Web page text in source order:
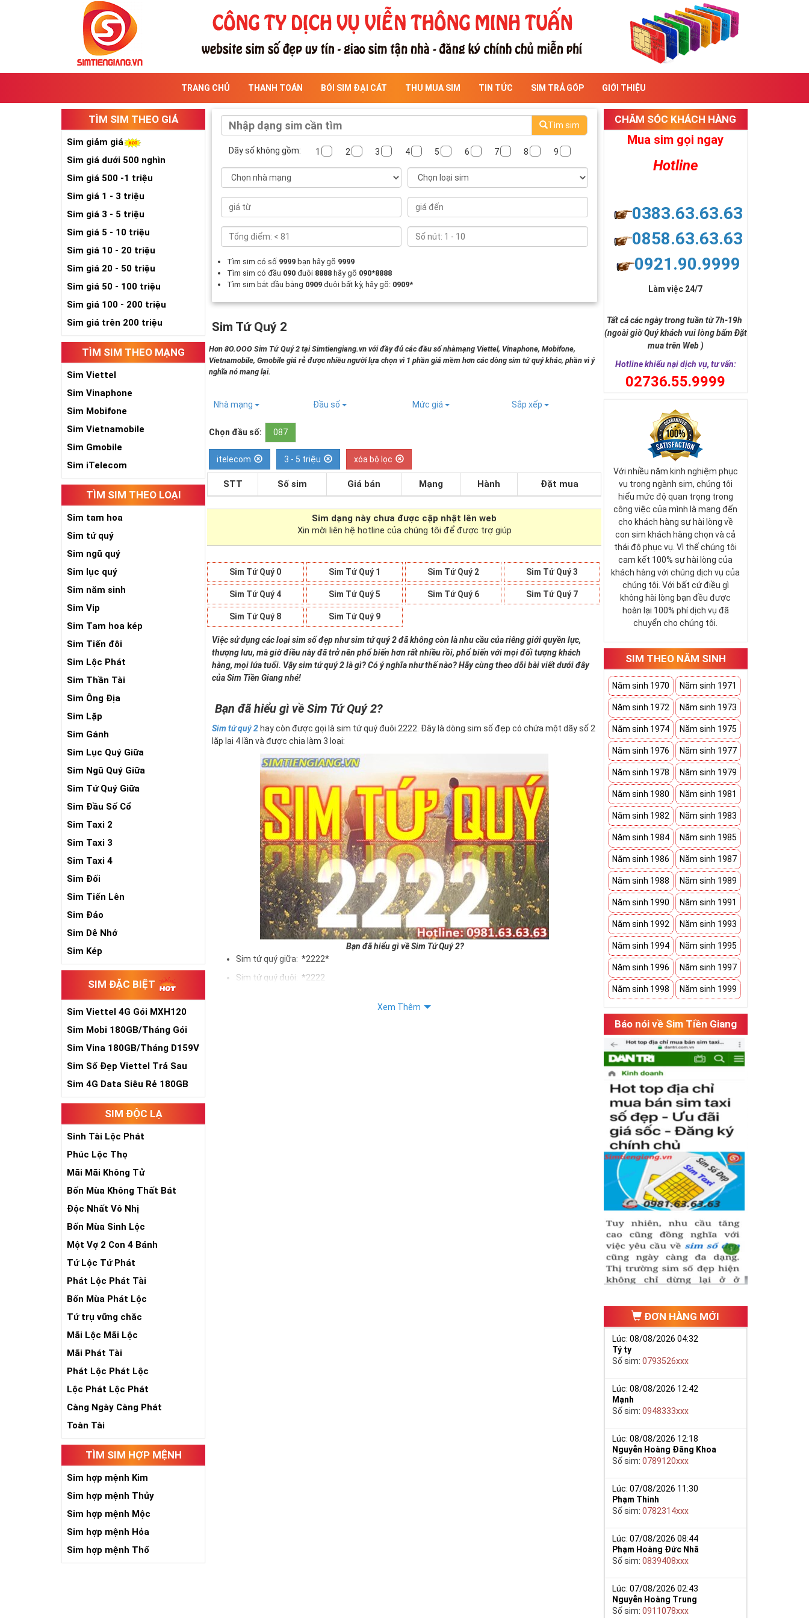
TRANG CHỦ THANH TOÁN BÓI SIM ĐẠI CÁT THU MUA SIM TIN TỨC SIM TRẢ GÓP GIỚI THIỆU
TÌM SIM THEO GIÁ
Sim giảm giá
Sim giá dưới 500 nghìn
Sim giá 500 -1 triệu
Sim giá 1 - 3 triệu
Sim giá 3 - 5 triệu
Sim giá 5 - 10 triệu
Sim giá 10 - 20 triệu
Sim giá 20 - 50 triệu
Sim giá 50 - 100 triệu
Sim giá 100 - 200 triệu
Sim giá trên 200 triệu
TÌM SIM THEO MẠNG
Sim Viettel
Sim Vinaphone
Sim Mobifone
Sim Vietnamobile
Sim Gmobile
Sim iTelecom
TÌM SIM THEO LOẠI
Sim tam hoa
Sim tứ quý
Sim ngũ quý
Sim lục quý
Sim năm sinh
Sim Vip
Sim Tam hoa kép
Sim Tiến đôi
Sim Lộc Phát
Sim Thần Tài
Sim Ông Địa
Sim Lặp
Sim Gánh
Sim Lục Quý Giữa
Sim Ngũ Quý Giữa
Sim Tứ Quý Giữa
Sim Đầu Số Cổ
Sim Taxi 2
Sim Taxi 3
Sim Taxi 4
Sim Đối
Sim Tiến Lên
Sim Đảo
Sim Dễ Nhớ
Sim Kép
SIM ĐẶC BIỆT
Sim Viettel 4G Gói MXH120
Siêu Rẻ
Sim Mobi 180GB/Tháng Gói
TK159
Sim Vina 180GB/Tháng D159V
Sim Số Đẹp Viettel Trả Sau
Sim 4G Data Siêu Rẻ 180GB
SIM ĐỘC LẠ
Sinh Tài Lộc Phát
Phúc Lộc Thọ
Mãi Mãi Không Tử
Bốn Mùa Không Thất Bát
Độc Nhất Vô Nhị
Bốn Mùa Sinh Lộc
Một Vợ 2 Con 4 Bánh
Tứ Lộc Tứ Phát
Phát Lộc Phát Tài
Bốn Mùa Phát Lộc
Tứ trụ vững chắc
Mãi Lộc Mãi Lộc
Mãi Phát Tài
Phát Lộc Phát Lộc
Lộc Phát Lộc Phát
Càng Ngày Càng Phát
Toàn Tài
TÌM SIM HỢP MỆNH
Sim hợp mệnh Kim
Sim hợp mệnh Thủy
Sim hợp mệnh Mộc
Sim hợp mệnh Hỏa
Sim hợp mệnh Thổ
Tìm sim
Dãy số không gồm: 1 2 3 4 5 6 7 8 9
Tìm sim có số 9999 bạn hãy gõ 9999
Tìm sim có đầu 090đuôi 8888 hãy gõ 090*8888
Tìm sim bắt đầu bằng 0909 đuôi bất kỳ, hãy gõ: 0909*
Sim Tứ Quý 2
Hơn 8O.OOO Sim Tứ Quý 2 tại Simtiengiang.vn với đầy đủ các đầu số nhàmạng Viettel, Vinaphone, Mobifone,
Vietnamobile, Gmobile giá rẻ được nhiều người lựa chọn vì 1 phần giá mềm hơn các dòng sim tứ quý khác, phần vì ý
nghĩa nó mang lại.
Nhà mạng Đầu số Mức giá Sắp xếp
Chọn đầu số: 087
itelecom 3 - 5 triệu xóa bộ lọc
STT Số sim Giá bán Mạng Hành Đặt mua
Sim dạng này chưa được cập nhật lên web
Xin mời liên hệ hotline của chúng tôi để được trợ giúp
Sim Tứ Quý 0 Sim Tứ Quý 1 Sim Tứ Quý 2 Sim Tứ Quý 3
Sim Tứ Quý 4 Sim Tứ Quý 5 Sim Tứ Quý 6 Sim Tứ Quý 7
Sim Tứ Quý 8 Sim Tứ Quý 9
Việc sử dụng các loại sim số đẹp như sim tứ quý 2 đã không còn là nhu cầu của riêng giới quyền lực,
thượng lưu, mà giờ điều này đã trở nên phổ biến hơn rất nhiều rồi, phổ biến với mọi đối tượng khách
hàng, mọi lứa tuổi. Vậy sim tứ quý 2 là gì? Có ý nghĩa như thế nào? Hãy cùng theo dõi bài viết dưới đây
của Sim Tiền Giang nhé!
Bạn đã hiểu gì về Sim Tứ Quý 2?
Sim tứ quý 2 hay còn được gọi là sim tứ quý đuôi 2222. Đây là dòng sim số đẹp có chứa một dãy số 2
lặp lại 4 lần và được chia làm 3 loại:
Bạn đã hiểu gì về Sim Tứ Quý 2?
Sim tứ quý giữa: *2222*
Sim tứ quý đuôi: *2222
Xem Thêm
CHĂM SÓC KHÁCH HÀNG
Mua sim gọi ngay
Hotline
0383.63.63.63
0858.63.63.63
0921.90.9999
Làm việc 24/7
Tất cả các ngày trong tuần từ 7h-19h
(ngoài giờ Quý khách vui lòng bấm Đặt
mua trên Web )
Hotline khiếu nại dịch vụ, tư vấn:
02736.55.9999
Với nhiều năm kinh nghiệm phục
vụ trong ngành sim, chúng tôi
hiểu mức độ quan trọng trong
công việc của mình là mang đến
cho khách hàng sự hài lòng về
con sim khách hàng chọn và cả
thái độ phục vụ. Vì thế chúng tôi
cam kết 100% sự hài lòng của
khách hàng với chúng dịch vụ của
chúng tôi. Với bất cứ điều gì
không hài lòng bạn đều được
hoàn lại 100% phí dịch vụ đã
chuyển cho chúng tôi.
SIM THEO NĂM SINH
Năm sinh 1970 Năm sinh 1971
Năm sinh 1972 Năm sinh 1973
Năm sinh 1974 Năm sinh 1975
Năm sinh 1976 Năm sinh 1977
Năm sinh 1978 Năm sinh 1979
Năm sinh 1980 Năm sinh 1981
Năm sinh 1982 Năm sinh 1983
Năm sinh 1984 Năm sinh 1985
Năm sinh 1986 Năm sinh 1987
Năm sinh 1988 Năm sinh 1989
Năm sinh 1990 Năm sinh 1991
Năm sinh 1992 Năm sinh 1993
Năm sinh 1994 Năm sinh 1995
Năm sinh 1996 Năm sinh 1997
Năm sinh 1998 Năm sinh 1999
Báo nói về Sim Tiền Giang
ĐƠN HÀNG MỚI
Lúc: 08/08/2026 04:32
Tý ty
Số sim:0793526xxx
Lúc: 08/08/2026 12:42
Mạnh
Số sim:0948333xxx
Lúc: 08/08/2026 12:18
Nguyễn Hoàng Đăng Khoa
Số sim:0789120xxx
Lúc: 07/08/2026 11:30
Phạm Thinh
Số sim:0782314xxx
Lúc: 07/08/2026 08:44
Phạm Hoàng Đức Nhã
Số sim:0839408xxx
Lúc: 07/08/2026 02:43
Nguyễn Hoàng Trung
Số sim:0911078xxx